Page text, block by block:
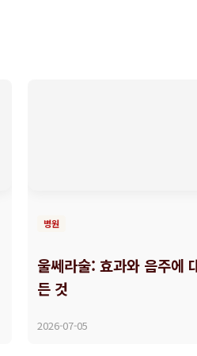
병원
울쎄라술: 효과와 음주에
든 것
2026-07-05